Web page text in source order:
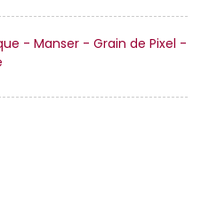
- Manser - Grain de Pixel -